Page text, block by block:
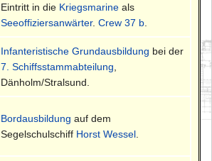
Eintritt in die Kriegsmarine als
Seeoffiziersanwärter.Crew 37 b
Infanteristische Grundausbildung bei der
7. Schiffsstammabteilung
Dänholm/Stralsund.
Bordausbildung auf dem
Segelschulschiff Horst Wessel